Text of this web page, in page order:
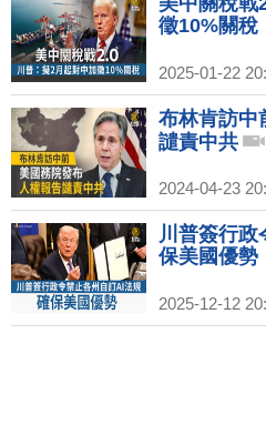
徵10%關稅
2025-01-22
布林肯訪中
譴責中共
2024-04-23
川普簽行政
保美國優勢
2025-12-12